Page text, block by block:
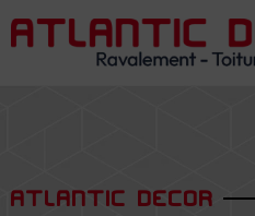
ATLANTIC DECOR